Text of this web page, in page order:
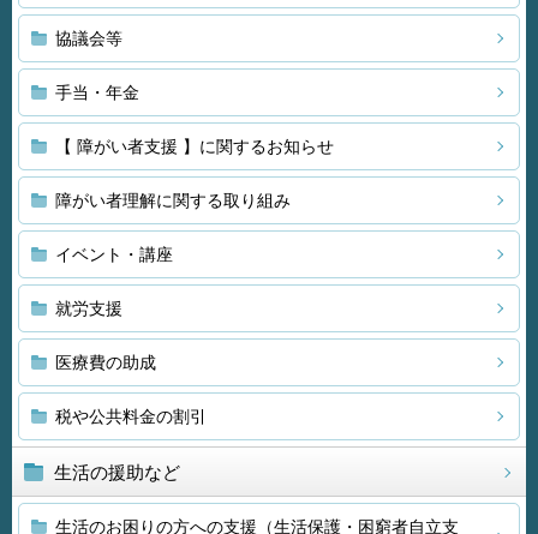
協議会等
手当・年金
【 障がい者支援 】に関するお知らせ
障がい者理解に関する取り組み
イベント・講座
就労支援
医療費の助成
税や公共料金の割引
生活の援助など
生活のお困りの方への支援（生活保護・困窮者自立支